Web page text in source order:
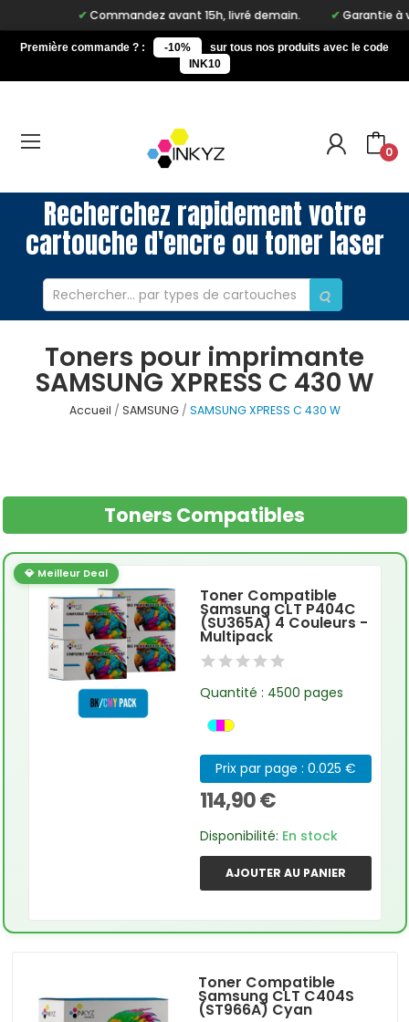
Commandez avant 15h, livré demain. Garantie à vie
Première commande ? : -10%
sur tous nos produits avec le code
INK10
0
Recherchez rapidement votre
cartouche d'encre ou toner laser
Toners pour imprimante
SAMSUNG XPRESS C 430 W
Accueil SAMSUNG SAMSUNG XPRESS C 430 W
Toners Compatibles
💎 Meilleur Deal
Toner Compatible
Samsung CLT P404C
(SU365A) 4 Couleurs -
Multipack
Quantité : 4500 pages
Prix par page : 0.025 €
114,90 €
Disponibilité: En stock
AJOUTER AU PANIER
Toner Compatible
Samsung CLT C404S
(ST966A) Cyan